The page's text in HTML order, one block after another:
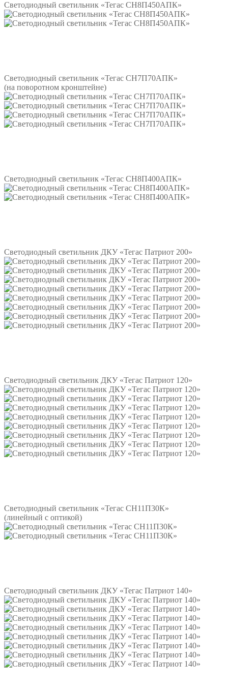
Светодиодный светильник «Тегас СН8П450АПК»
Светодиодный светильник «Тегас СН7П70АПК»
(на поворотном кронштейне)
Светодиодный светильник «Тегас СН8П400АПК»
Светодиодный светильник ДКУ «Тегас Патриот 200»
Светодиодный светильник ДКУ «Тегас Патриот 120»
Светодиодный светильник «Тегас СН11П30К»
(линейный с оптикой)
Светодиодный светильник ДКУ «Тегас Патриот 140»